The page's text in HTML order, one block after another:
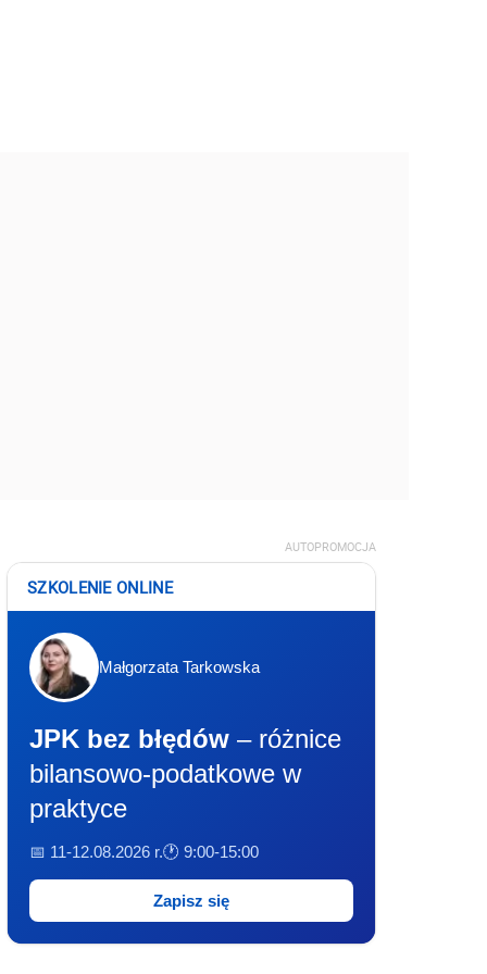
AUTOPROMOCJA
SZKOLENIE ONLINE
Małgorzata Tarkowska
JPK bez błędów – różnice
bilansowo-podatkowe w
praktyce
📅 11-12.08.2026 r.🕐 9:00-15:00
Zapisz się